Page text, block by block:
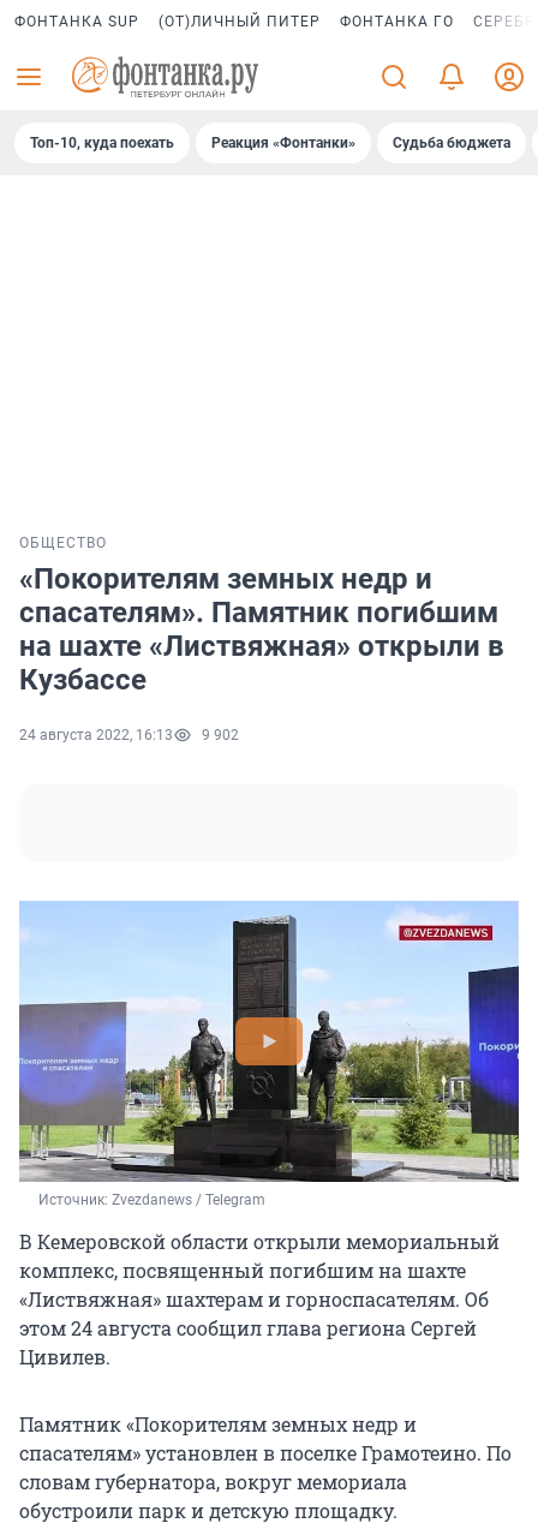
ФОНТАНКА SUP (ОТ)ЛИЧНЫЙ ПИТЕР ФОНТАНКА ГО
Топ-10, куда поехать Реакция «Фонтанки» Судьба бюджета
ОБЩЕСТВО
«Покорителям земных недр и
спасателям». Памятник погибшим
на шахте «Листвяжная» открыли в
Кузбассе
24 августа 2022, 16:13 9 902
Источник: Zvezdanews / Telegram
В Кемеровской области открыли мемориальный
комплекс, посвященный погибшим на шахте
«Листвяжная» шахтерам и горноспасателям. Об
этом 24 августа сообщил глава региона Сергей
Цивилев.
Памятник «Покорителям земных недр и
спасателям» установлен в поселке Грамотеино. По
словам губернатора, вокруг мемориала
обустроили парк и детскую площадку.